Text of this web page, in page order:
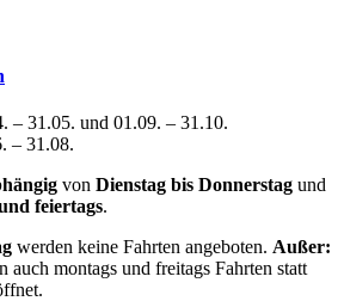
– 31.05. und 01.09. – 31.10.
– 31.08.
von Dienstag bis Donnerstag und
feiertags.
werden keine Fahrten angeboten. Außer:
auch montags und freitags Fahrten statt